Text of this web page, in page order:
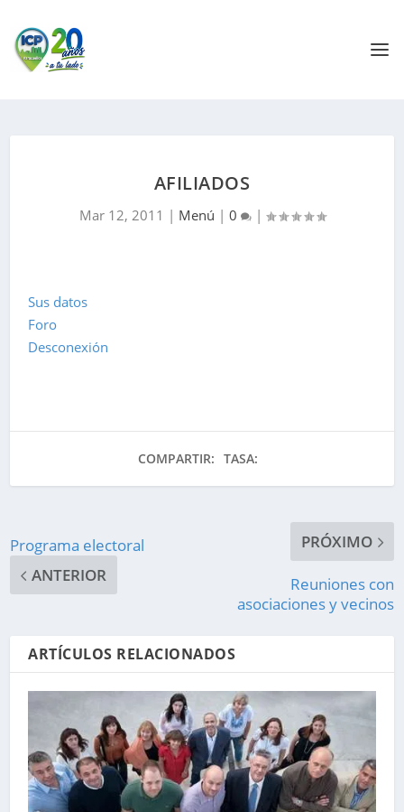
AFILIADOS
Mar 12, 2011 | Menú | 0 |
Sus datos
Foro
Desconexión
COMPARTIR: TASA:
Programa electoral
ANTERIOR
PRÓXIMO
Reuniones con
asociaciones y vecinos
ARTÍCULOS RELACIONADOS